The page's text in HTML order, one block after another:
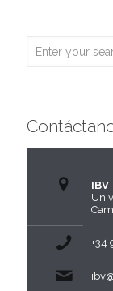
IBV
+34